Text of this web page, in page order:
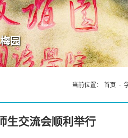
当前位置： 首页 -
生交流会顺利举行